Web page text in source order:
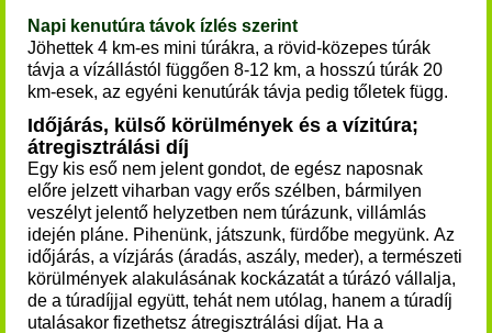
Napi kenutúra távok ízlés szerint
Jöhettek 4 km-es mini túrákra, a rövid-közepes túrák
távja a vízállástól függően 8-12 km, a hosszú túrák 20
km-esek, az egyéni kenutúrák távja pedig tőletek függ.
Időjárás, külső körülmények és a vízitúra;
átregisztrálási díj
Egy kis eső nem jelent gondot, de egész naposnak
előre jelzett viharban vagy erős szélben, bármilyen
veszélyt jelentő helyzetben nem túrázunk, villámlás
idején pláne. Pihenünk, játszunk, fürdőbe megyünk. Az
időjárás, a vízjárás (áradás, aszály, meder), a természeti
körülmények alakulásának kockázatát a túrázó vállalja,
de a túradíjjal együtt, tehát nem utólag, hanem a túradíj
utalásakor fizethetsz átregisztrálási díjat. Ha a